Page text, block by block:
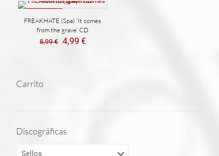
era:
es:
FREAKHATE (Spa) ‘It comes
from the grave’ CD
8,99€ El
4,99 €El
Carrito
Discográficas